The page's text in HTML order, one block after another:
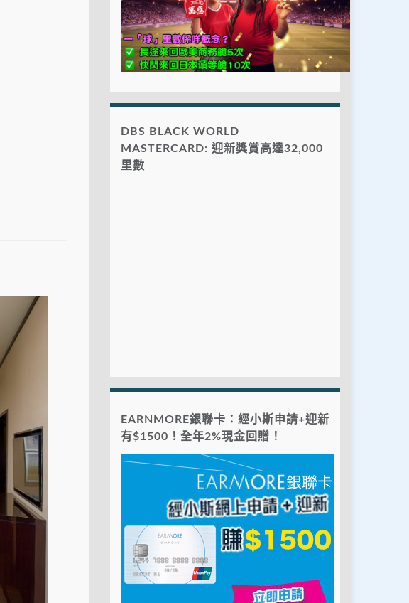
DBS BLACK WORLD
MASTERCARD: 迎新獎賞高達32,000
里數
EARNMORE銀聯卡：經小斯申請+迎新
有$1500！全年2%現金回贈！